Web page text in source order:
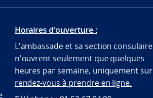
Horaires d'ouverture :
L'ambassade et sa section consulaire
n'ouvrent seulement que quelques
heures par semaine, uniquement sur
rendez-vous à prendre en ligne.